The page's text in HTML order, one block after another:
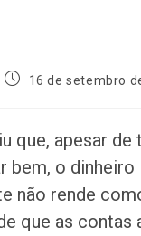
Post16 de setembro
que, apesar de
bem, o dinheiro
não rende
que as contas